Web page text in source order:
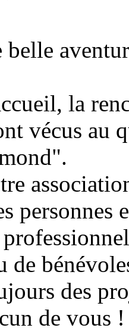
belle
la
vécus au
personnes
de
des
de vous !